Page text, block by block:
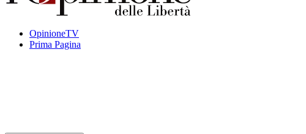
OpinioneTV
Prima Pagina